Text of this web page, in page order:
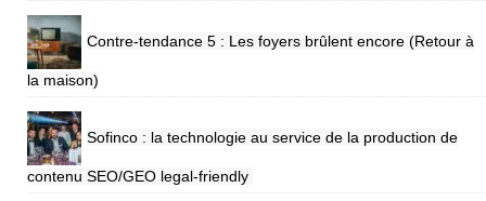
Contre-tendance 5 : Les foyers brûlent encore (Retour à
la maison)
Sofinco : la technologie au service de la production de
contenu SEO/GEO legal-friendly